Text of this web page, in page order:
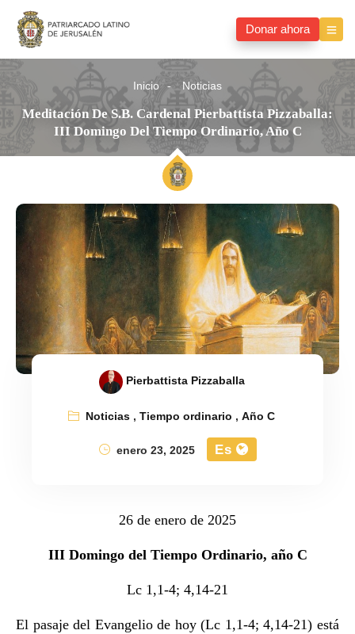
Donar ahora
Inicio Noticias
Meditación De S.B. Cardenal Pierbattista Pizzaballa:
III Domingo Del Tiempo Ordinario, Año C
Pierbattista Pizzaballa
Noticias,Tiempo ordinario ,Año C
enero 23, 2025
Es
26 de enero de 2025
III Domingo del Tiempo Ordinario, año C
Lc 1,1-4; 4,14-21
El pasaje del Evangelio de hoy (Lc 1,1-4; 4,14-21) está